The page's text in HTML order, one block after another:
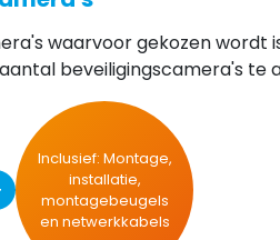
waarvoor gekozen wordt
beveiligingscamera's te
Inclusief: Montage,
installatie,
montagebeugels
en netwerkkabels